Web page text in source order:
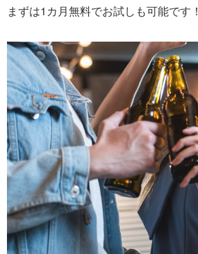
まずは1カ月無料でお試しも可能です！